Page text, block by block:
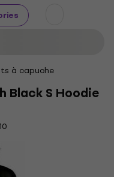
à capuche
Black S Hoodie